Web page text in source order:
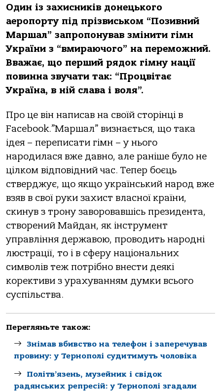
Один із захисників донецького
аеропорту під прізвиськом “Позивний
Маршал” запропонував змінити гімн
України з “вмираючого” на переможний.
Вважає, що перший рядок гімну нації
повинна звучати так: “Процвітає
Україна, в ній слава і воля”.
Про це він написав на своїй сторінці в
Facebook.”Маршал” визнається, що така
ідея – переписати гімн – у нього
народилася вже давно, але раніше було не
цілком відповідний час. Тепер боєць
стверджує, що якщо український народ вже
взяв в свої руки захист власної країни,
скинув з трону заворовавшісь президента,
створений Майдан, як інструмент
управління державою, проводить народні
люстрації, то і в сферу національних
символів теж потрібно внести деякі
корективи з урахуванням думки всього
суспільства.
Перегляньте також:
Знімав вбивство на телефон і заперечував
провину: у Тернополі судитимуть чоловіка
Політв’язень, музейник і свідок
радянських репресій: у Тернополі згадали